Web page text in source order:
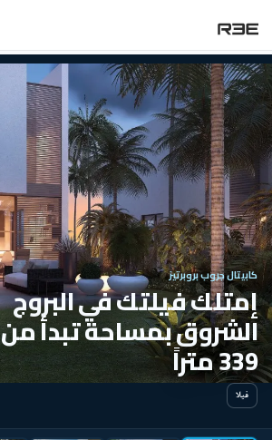
كابيتال جروب بروبرتيز
إمتلك فيلتك في البروج
الشروق بمساحة تبدأ من
339 متراً
فيلا